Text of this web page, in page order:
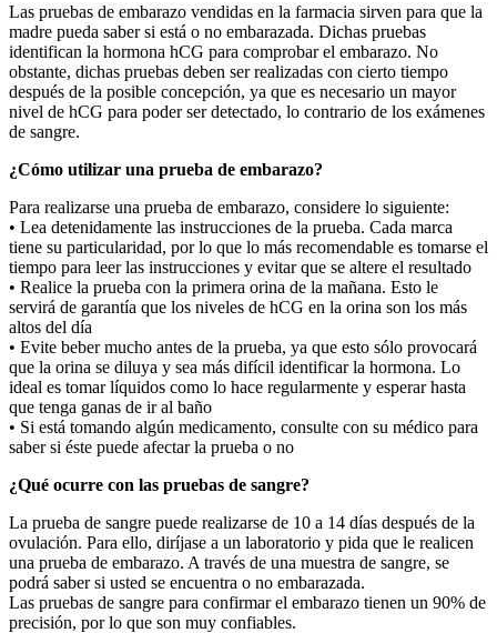
Las pruebas de embarazo vendidas en la farmacia sirven para que la
madre pueda saber si está o no embarazada. Dichas pruebas
identifican la hormona hCG para comprobar el embarazo. No
obstante, dichas pruebas deben ser realizadas con cierto tiempo
después de la posible concepción, ya que es necesario un mayor
nivel de hCG para poder ser detectado, lo contrario de los exámenes
de sangre.
¿Cómo utilizar una prueba de embarazo?
Para realizarse una prueba de embarazo, considere lo siguiente:
• Lea detenidamente las instrucciones de la prueba. Cada marca
tiene su particularidad, por lo que lo más recomendable es tomarse el
tiempo para leer las instrucciones y evitar que se altere el resultado
• Realice la prueba con la primera orina de la mañana. Esto le
servirá de garantía que los niveles de hCG en la orina son los más
altos del día
• Evite beber mucho antes de la prueba, ya que esto sólo provocará
que la orina se diluya y sea más difícil identificar la hormona. Lo
ideal es tomar líquidos como lo hace regularmente y esperar hasta
que tenga ganas de ir al baño
• Si está tomando algún medicamento, consulte con su médico para
saber si éste puede afectar la prueba o no
¿Qué ocurre con las pruebas de sangre?
La prueba de sangre puede realizarse de 10 a 14 días después de la
ovulación. Para ello, diríjase a un laboratorio y pida que le realicen
una prueba de embarazo. A través de una muestra de sangre, se
podrá saber si usted se encuentra o no embarazada.
Las pruebas de sangre para confirmar el embarazo tienen un 90% de
precisión, por lo que son muy confiables.